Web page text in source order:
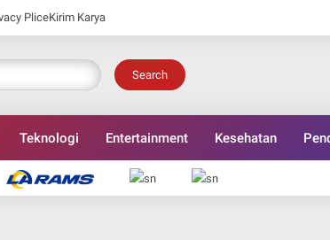
PliceKirim Karya
Search
Teknologi Entertainment Kesehatan